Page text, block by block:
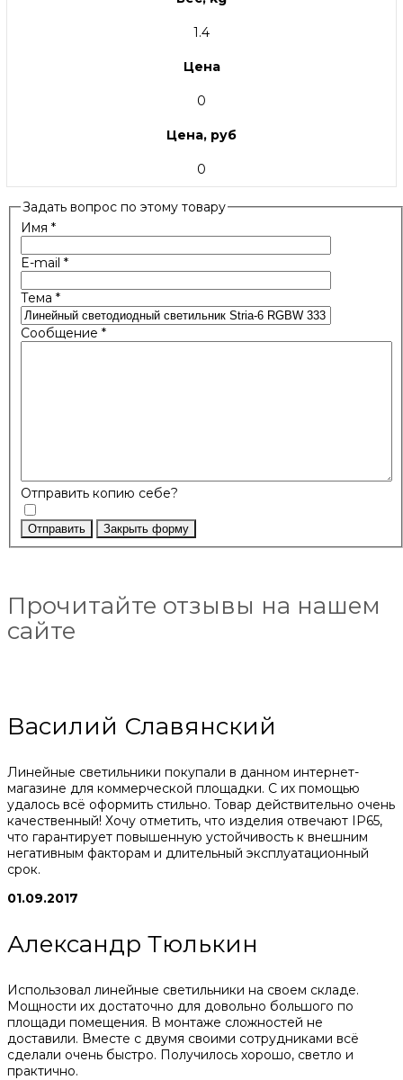
1.4
Цена
0
Цена, руб
0
Задать вопрос по этому товару
Имя *
E-mail *
Тема *
Сообщение *
Отправить копию себе?
Отправить Закрыть форму
Прочитайте отзывы на нашем
сайте
Василий Славянский
Линейные светильники покупали в данном интернет-
магазине для коммерческой площадки. С их помощью
удалось всё оформить стильно. Товар действительно очень
качественный! Хочу отметить, что изделия отвечают IP65,
что гарантирует повышенную устойчивость к внешним
негативным факторам и длительный эксплуатационный
срок.
01.09.2017
Александр Тюлькин
Использовал линейные светильники на своем складе.
Мощности их достаточно для довольно большого по
площади помещения. В монтаже сложностей не
доставили. Вместе с двумя своими сотрудниками всё
сделали очень быстро. Получилось хорошо, светло и
практично.